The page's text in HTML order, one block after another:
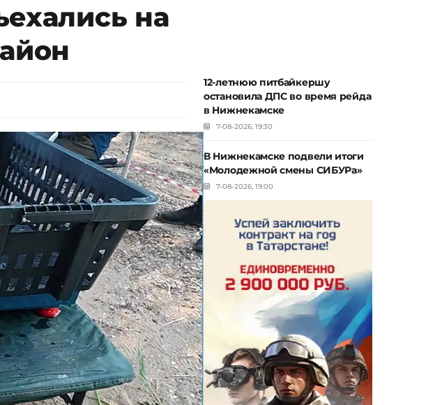
на
12-летнюю питбайкершу
остановила ДПС во время рейда
в Нижнекамске
7-08-2026, 19:30
В Нижнекамске подвели итоги
«Молодежной смены СИБУРа»
7-08-2026, 19:00